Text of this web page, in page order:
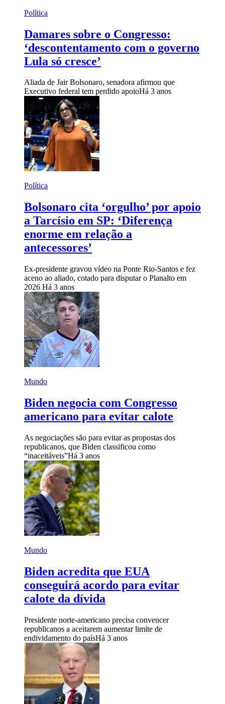
Política
Damares sobre o Congresso:
‘descontentamento com o governo
Lula só cresce’
Aliada de Jair Bolsonaro, senadora afirmou que
Executivo federal tem perdido apoioHá 3 anos
Política
Bolsonaro cita ‘orgulho’ por apoio
a Tarcísio em SP: ‘Diferença
enorme em relação a
antecessores’
Ex-presidente gravou vídeo na Ponte Rio-Santos e fez
aceno ao aliado, cotado para disputar o Planalto em
2026 Há 3 anos
Mundo
Biden negocia com Congresso
americano para evitar calote
As negociações são para evitar as propostas dos
republicanos, que Biden classificou como
“inaceitáveis”Há 3 anos
Mundo
Biden acredita que EUA
conseguirá acordo para evitar
calote da dívida
Presidente norte-americano precisa convencer
republicanos a aceitarem aumentar limite de
endividamento do paísHá 3 anos